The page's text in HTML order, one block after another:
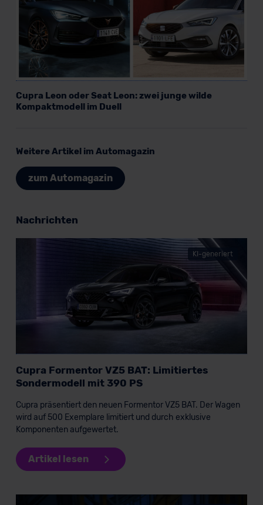
Cupra Leon oder Seat Leon: zwei junge wilde
Kompaktmodell im Duell
Weitere Artikel im Automagazin
zum Automagazin
Nachrichten
KI-generiert
Cupra Formentor VZ5 BAT: Limitiertes
Sondermodell mit 390 PS
Cupra präsentiert den neuen Formentor VZ5 BAT. Der Wagen
wird auf 500 Exemplare limitiert und durch exklusive
Komponenten aufgewertet.
Artikel lesen